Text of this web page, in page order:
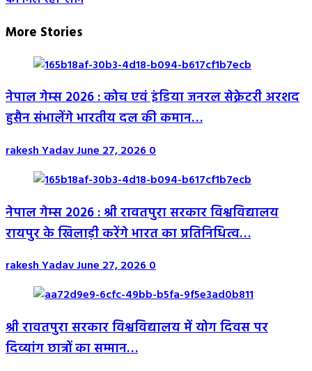
More Stories
नेपाल गेम्स 2026 : कोच एवं इंडिया जनरल सेक्रेटरी अरशद
हुसैन संभालेंगे भारतीय दल की कमान…
rakesh YadavJune 27, 20260
नेपाल गेम्स 2026 : श्री रावतपुरा सरकार विश्वविद्यालय
रायपुर के खिलाड़ी करेंगे भारत का प्रतिनिधित्व…
rakesh YadavJune 27, 20260
श्री रावतपुरा सरकार विश्वविद्यालय में योग दिवस पर
दिव्यांग छात्रों का सम्मान…